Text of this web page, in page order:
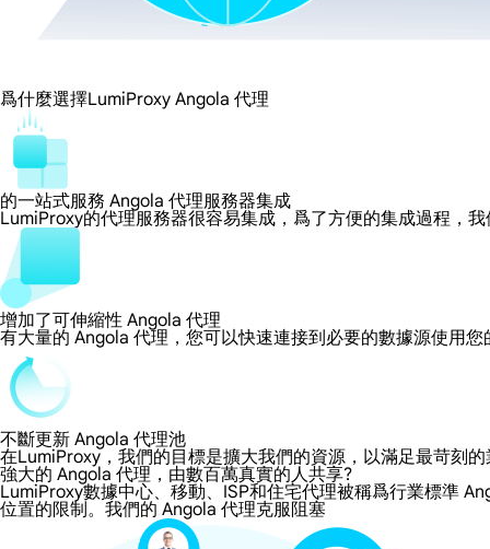
爲什麼選擇LumiProxy Angola 代理
的一站式服務 Angola 代理服務器集成
LumiProxy的代理服務器很容易集成，爲了方便的集成過程，
增加了可伸縮性 Angola 代理
有大量的 Angola 代理，您可以快速連接到必要的數據源使用
不斷更新 Angola 代理池
在LumiProxy，我們的目標是擴大我們的資源，以滿足最苛刻
強大的 Angola 代理，由數百萬真實的人共享?
LumiProxy數據中心、移動、ISP和住宅代理被稱爲行業標準
位置的限制。我們的 Angola 代理克服阻塞